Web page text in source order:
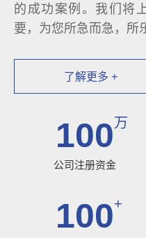
的成功案例。我们将
要，为您所急而急，所
了解更多 +
100万
公司注册资金
100+